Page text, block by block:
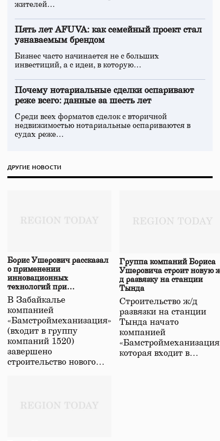
жителей…
Пять лет AFUVA: как семейный проект стал
узнаваемым брендом
Бизнес часто начинается не с больших
инвестиций, а с идеи, в которую…
Почему нотариальные сделки оспаривают
реже всего: данные за шесть лет
Среди всех форматов сделок с вторичной
недвижимостью нотариальные оспариваются в
судах реже…
ДРУГИЕ НОВОСТИ
Борис Ушерович рассказал
о применении
инновационных
технологий при
строительстве нового моста
в Забайкалье
В Забайкалье
компанией
«Бамстроймеханизация»
(входит в группу
компаний 1520)
завершено
строительство нового…
Группа компаний Бориса
Ушеровича строит новую
д развязку на станции
Тында
Строительство ж/д
развязки на станции
Тында начато
компанией
которая входит в…